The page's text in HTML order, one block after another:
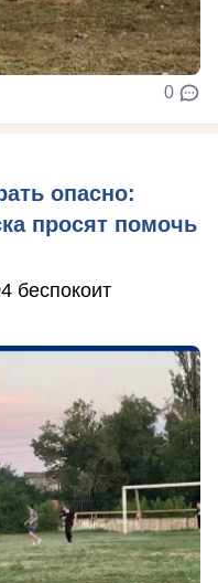
0
опасно:
просят помочь
беспокоит